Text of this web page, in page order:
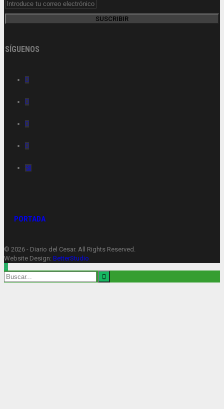
SUSCRIBIR
SÍGUENOS
PORTADA
© 2026 - Diario del Cesar. All Rights Reserved.
Website Design: BetterStudio